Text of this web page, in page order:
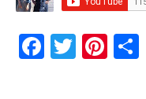
F
T
Pi